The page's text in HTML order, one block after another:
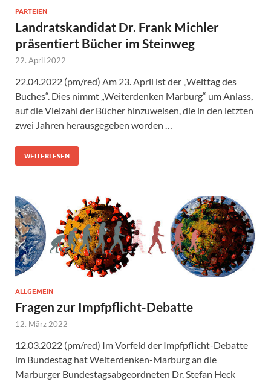
PARTEIEN
Landratskandidat Dr. Frank Michler
präsentiert Bücher im Steinweg
22. April 2022
22.04.2022 (pm/red) Am 23. April ist der „Welttag des
Buches“. Dies nimmt „Weiterdenken Marburg“ um Anlass,
auf die Vielzahl der Bücher hinzuweisen, die in den letzten
zwei Jahren herausgegeben worden …
WEITERLESEN
ALLGEMEIN
Fragen zur Impfpflicht-Debatte
12. März 2022
12.03.2022 (pm/red) Im Vorfeld der Impfpflicht-Debatte
im Bundestag hat Weiterdenken-Marburg an die
Marburger Bundestagsabgeordneten Dr. Stefan Heck